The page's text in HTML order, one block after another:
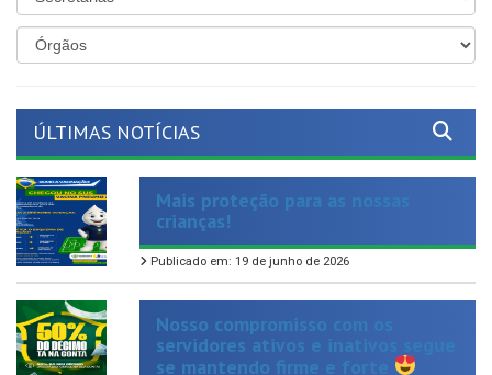
Mais proteção para as nossas
crianças!
Publicado em: 19 de junho de 2026
Nosso compromisso com os
servidores ativos e inativos segue
se mantendo firme e forte
Publicado em: 19 de junho de 2026